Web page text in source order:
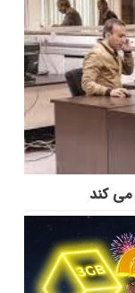
می کند